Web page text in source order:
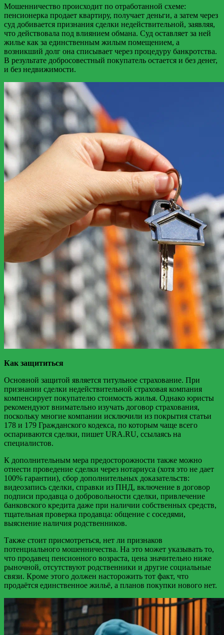
Мошенничество происходит по отработанной схеме:
пенсионерка продает квартиру, получает деньги, а затем через
суд добивается признания сделки недействительной, заявляя,
что действовала под влиянием обмана. Суд оставляет за ней
жилье как за единственным жилым помещением, а
возникший долг она списывает через процедуру банкротства.
В результате добросовестный покупатель остается и без денег,
и без недвижимости.
Как защититься
Основной защитой является титульное страхование. При
признании сделки недействительной страховая компания
компенсирует покупателю стоимость жилья. Однако юристы
рекомендуют внимательно изучать договор страхования,
поскольку многие компании исключили из покрытия статьи
178 и 179 Гражданского кодекса, по которым чаще всего
оспариваются сделки, пишет URA.RU, ссылаясь на
специалистов.
К дополнительным мера предосторожности также можно
отнести проведение сделки через нотариуса (хотя это не дает
100% гарантии), сбор дополнительных доказательств:
видеозапись сделки, справки из ПНД, включение в договор
подписи продавца о добровольности сделки, привлечение
банковского кредита даже при наличии собственных средств,
тщательная проверка продавца: общение с соседями,
выяснение наличия родственников.
Также стоит присмотреться, нет ли признаков
потенциального мошенничества. На это может указывать то,
что продавец пенсионного возраста, цена значительно ниже
рыночной, отсутствуют родственники и другие социальные
связи. Кроме этого должен насторожить тот факт, что
продаётся единственное жильё, а планов покупки нового нет.